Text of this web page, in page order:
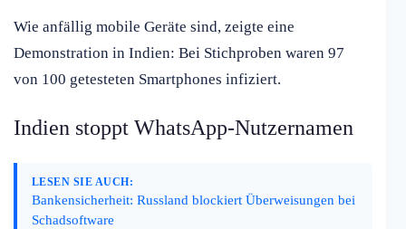
Wie anfällig mobile Geräte sind, zeigte eine
Demonstration in Indien: Bei Stichproben waren 97
von 100 getesteten Smartphones infiziert.
Indien stoppt WhatsApp-Nutzernamen
LESEN SIE AUCH:
Bankensicherheit: Russland blockiert Überweisungen bei
Schadsoftware